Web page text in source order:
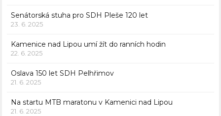
Senátorská stuha pro SDH Pleše 120 let
23. 6. 2025
Kamenice nad Lipou umí žít do ranních hodin
22. 6. 2025
Oslava 150 let SDH Pelhřimov
21. 6. 2025
Na startu MTB maratonu v Kamenici nad Lipou
21. 6. 2025